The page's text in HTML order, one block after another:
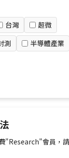
台灣
超微
測
半導體產業
"Research"會員，請